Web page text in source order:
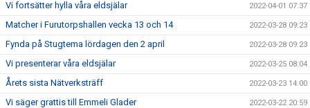
Vi fortsätter hylla våra eldsjälar 2022-04-01 07:37
Matcher i Furutorpshallen vecka 13 och 14 2022-03-28 09:23
Fynda på Stugtema lördagen den 2 april 2022-03-28 09:23
Vi presenterar våra eldsjälar 2022-03-25 08:04
Årets sista Nätverksträff 2022-03-23 14:00
Vi säger grattis till Emmeli Glader 2022-03-22 20:59